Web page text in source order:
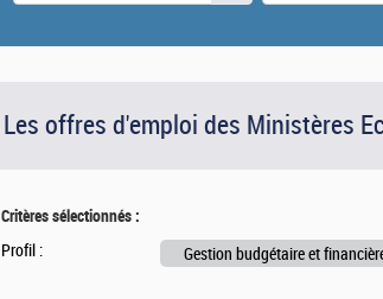
Les offres d'emploi des Ministères
Critères sélectionnés :
Profil : Gestion budgétaire et